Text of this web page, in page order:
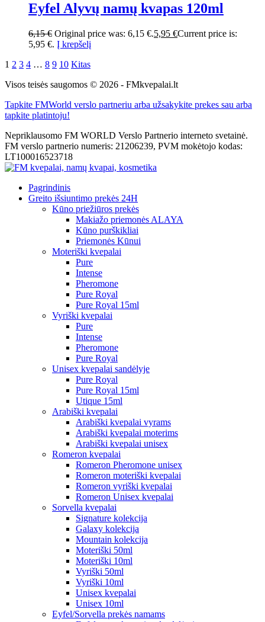
Eyfel Alyvų namų kvapas 120ml
6,15€ Original price was: 6,15 €.5,95 €Current price is:
5,95 €. Į krepšelį
1 2 3 4 … 8 9 10 Kitas
Visos teisės saugomos © 2026 - FMkvepalai.lt
Tapkite FMWorld verslo partneriu arba užsakykite prekes sau arba
tapkite platintoju!
Nepriklausomo FM WORLD Verslo Partnerio interneto svetainė.
FM verslo partnerio numeris: 21206239, PVM mokėtojo kodas:
LT100016523718
Pagrindinis
Greito išsiuntimo prekės 24H
Kūno priežiūros prekės
Makiažo priemonės ALAYA
Kūno purškikliai
Priemonės Kūnui
Moteriški kvepalai
Pure
Intense
Pheromone
Pure Royal
Pure Royal 15ml
Vyriški kvepalai
Pure
Intense
Pheromone
Pure Royal
Unisex kvepalai sandėlyje
Pure Royal
Pure Royal 15ml
Utique 15ml
Arabiški kvepalai
Arabiški kvepalai vyrams
Arabiški kvepalai moterims
Arabiški kvepalai unisex
Romeron kvepalai
Romeron Pheromone unisex
Romeron moteriški kvepalai
Romeron vyriški kvepalai
Romeron Unisex kvepalai
Sorvella kvepalai
Signature kolekcija
Galaxy kolekcija
Mountain kolekcija
Moteriški 50ml
Moteriški 10ml
Vyriški 50ml
Vyriški 10ml
Unisex kvepalai
Unisex 10ml
Eyfel/Sorvella prekės namams